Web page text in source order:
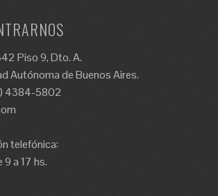
Piso 9, Dto. A.
Autónoma de Buenos Aires.
4384-5802
telefónica:
9 a 17 hs.